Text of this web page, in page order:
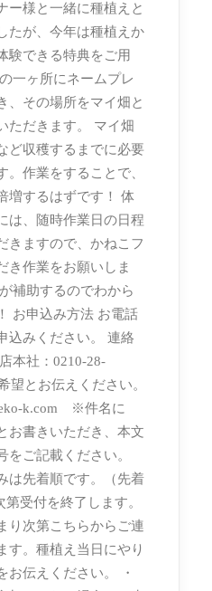
ー様と一緒に種植えと
たが、今年は種植えか
験できる特典をご用
一ヶ所にネームプレ
、その場所をマイ畑と
ただきます。 マイ畑
ど収穫するまでに必要
。作業をすることで、
増するはずです！ 体
は、随時作業日の日程
きますので、かねこフ
き作業をお願いしま
補助するのでわから
お申込み方法 お電話
込みください。 連絡
本社：0210-28-
とお伝えください。
k.com ※件名に
お書きいただき、本文
をご記載ください。
は先着順です。（先着
受付を終了します。
り次第こちらからご連
す。種植え当日にやり
お伝えください。 ・